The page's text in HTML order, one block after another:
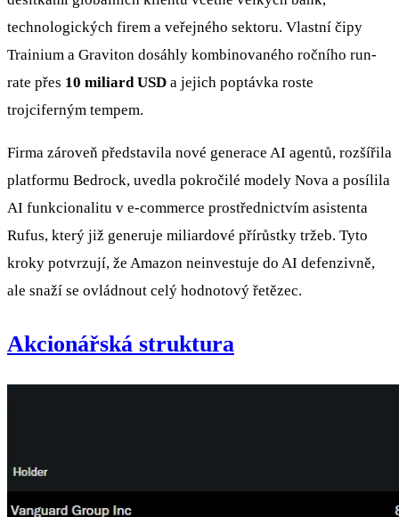
technologických firem a veřejného sektoru. Vlastní čipy
Trainium a Graviton dosáhly kombinovaného ročního run-
rate přes 10 miliard USD a jejich poptávka roste
trojciferným tempem.
Firma zároveň představila nové generace AI agentů, rozšířila
platformu Bedrock, uvedla pokročilé modely Nova a posílila
AI funkcionalitu v e-commerce prostřednictvím asistenta
Rufus, který již generuje miliardové přírůstky tržeb. Tyto
kroky potvrzují, že Amazon neinvestuje do AI defenzivně,
ale snaží se ovládnout celý hodnotový řetězec.
Akcionářská struktura